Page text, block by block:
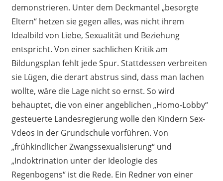
demonstrieren. Unter dem Deckmantel „besorgte
Eltern“ hetzen sie gegen alles, was nicht ihrem
Idealbild von Liebe, Sexualität und Beziehung
entspricht. Von einer sachlichen Kritik am
Bildungsplan fehlt jede Spur. Stattdessen verbreiten
sie Lügen, die derart abstrus sind, dass man lachen
wollte, wäre die Lage nicht so ernst. So wird
behauptet, die von einer angeblichen „Homo-Lobby“
gesteuerte Landesregierung wolle den Kindern Sex-
Vdeos in der Grundschule vorführen. Von
„frühkindlicher Zwangssexualisierung“ und
„Indoktrination unter der Ideologie des
Regenbogens“ ist die Rede. Ein Redner von einer